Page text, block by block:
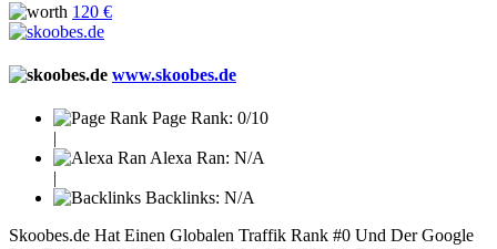
120 €
www.skoobes.de
Page Rank: 0/10
|
Alexa Ran: N/A
|
Backlinks: N/A
Skoobes.de Hat Einen Globalen Traffik Rank #0 Und Der Google